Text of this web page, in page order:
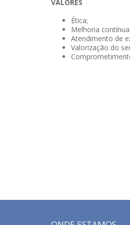
VALORES
Ética;
Melhoria contínua
Atendimento de
Valorização do